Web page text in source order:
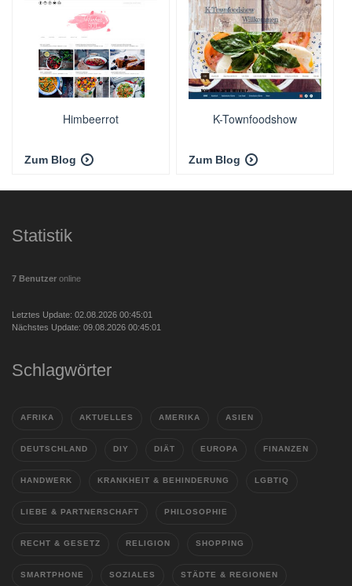
Himbeerrot
Zum Blog
K-Townfoodshow
Zum Blog
Statistik
7 Benutzer online
Letztes Update: 02.08.2026 00:45:01
Nächstes Update: 09.08.2026 00:45:01
Schlagwörter
AFRIKA AKTUELLES AMERIKA ASIEN
DEUTSCHLAND DIY DIÄT EUROPA FINANZEN
HANDWERK KRANKHEIT & BEHINDERUNG LGBTIQ
LIEBE & PARTNERSCHAFT PHILOSOPHIE
RECHT & GESETZ RELIGION SHOPPING
SMARTPHONE SOZIALES STÄDTE & REGIONEN